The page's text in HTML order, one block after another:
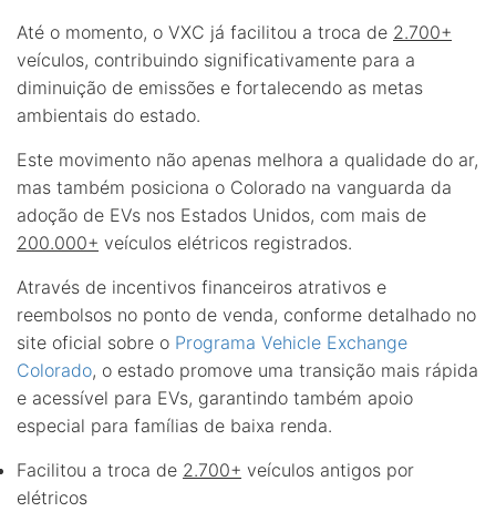
Até o momento, o VXC já facilitou a troca de 2.700+
veículos, contribuindo significativamente para a
diminuição de emissões e fortalecendo as metas
ambientais do estado.
Este movimento não apenas melhora a qualidade do ar,
mas também posiciona o Colorado na vanguarda da
adoção de EVs nos Estados Unidos, com mais de
200.000+ veículos elétricos registrados.
Através de incentivos financeiros atrativos e
reembolsos no ponto de venda, conforme detalhado no
site oficial sobre o Programa Vehicle Exchange
Colorado, o estado promove uma transição mais rápida
e acessível para EVs, garantindo também apoio
especial para famílias de baixa renda.
Facilitou a troca de 2.700+ veículos antigos por
elétricos